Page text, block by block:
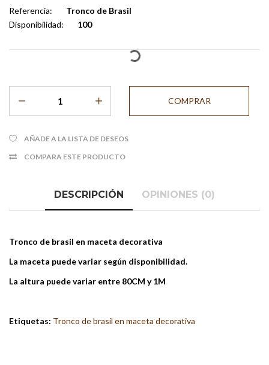
Referencia:
Tronco de Brasil
Disponibilidad:
100
AÑADE A LA LISTA DE DESEOS
COMPARA ESTE PRODUCTO
DESCRIPCIÓN OPINIONES (0)
Tronco de brasil en maceta decorativa
La maceta puede variar según disponibilidad.
La altura puede variar entre 80CM y 1M
Etiquetas: Tronco de brasil en maceta decorativa